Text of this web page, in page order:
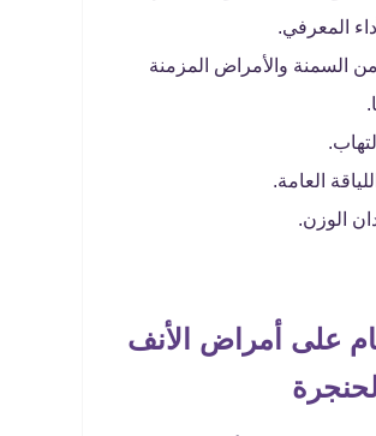
المعرفي.
من السمنة والأمراض المزمنة
العامة.
الوزن.
على أمراض الأنف